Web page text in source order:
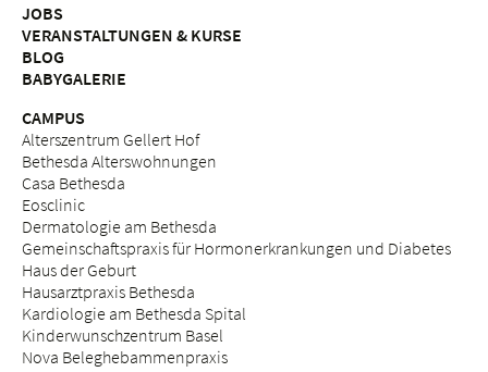
JOBS
VERANSTALTUNGEN & KURSE
BLOG
BABYGALERIE
CAMPUS
Alterszentrum Gellert Hof
Bethesda Alterswohnungen
Casa Bethesda
Eosclinic
Dermatologie am Bethesda
Gemeinschaftspraxis für Hormonerkrankungen und Diabetes
Haus der Geburt
Hausarztpraxis Bethesda
Kardiologie am Bethesda Spital
Kinderwunschzentrum Basel
Nova Beleghebammenpraxis